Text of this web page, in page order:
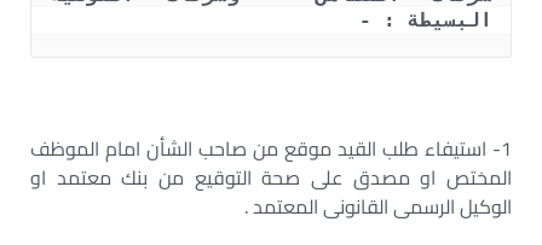
البسيطة : -
1- استيفاء طلب القيد موقع من صاحب الشأن امام الموظف
المختص او مصدق على صحة التوقيع من بنك معتمد او
الوكيل الرسمى القانونى المعتمد .